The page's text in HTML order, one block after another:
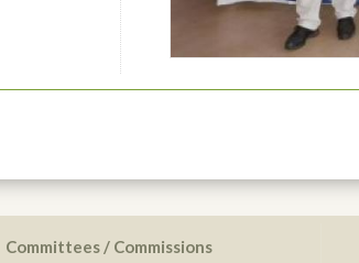
Committees / Commissions